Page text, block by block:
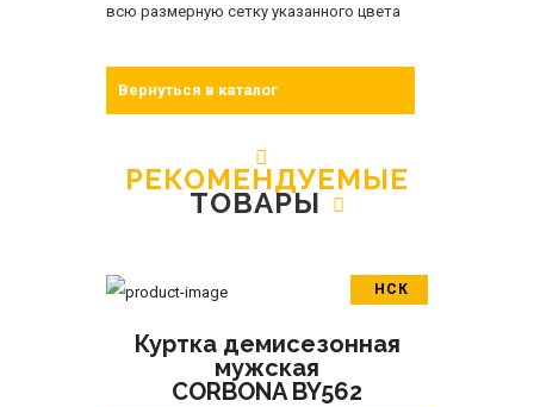
всю размерную сетку указанного цвета
Вернуться в каталог
РЕКОМЕНДУЕМЫЕ
ТОВАРЫ
НСК
ПОДРОБНЕЕ
Куртка демисезонная
мужская
CORBONA BY562